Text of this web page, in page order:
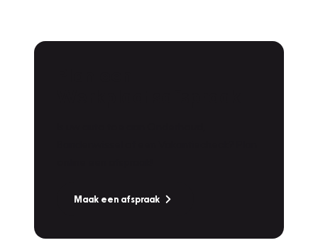
Maak een afspraak